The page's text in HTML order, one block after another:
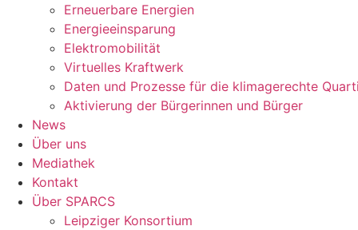
Erneuerbare Energien
Energieeinsparung
Elektromobilität
Virtuelles Kraftwerk
Daten und Prozesse für die klimagerechte
Aktivierung der Bürgerinnen und Bürger
News
Über uns
Mediathek
Kontakt
Über SPARCS
Leipziger Konsortium